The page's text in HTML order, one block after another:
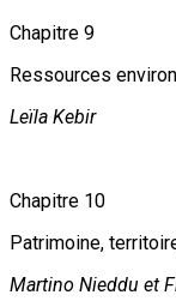
Chapitre 9
Ressources
Leïla Kebir
Chapitre 10
Patrimoine,
Martino Nieddu et